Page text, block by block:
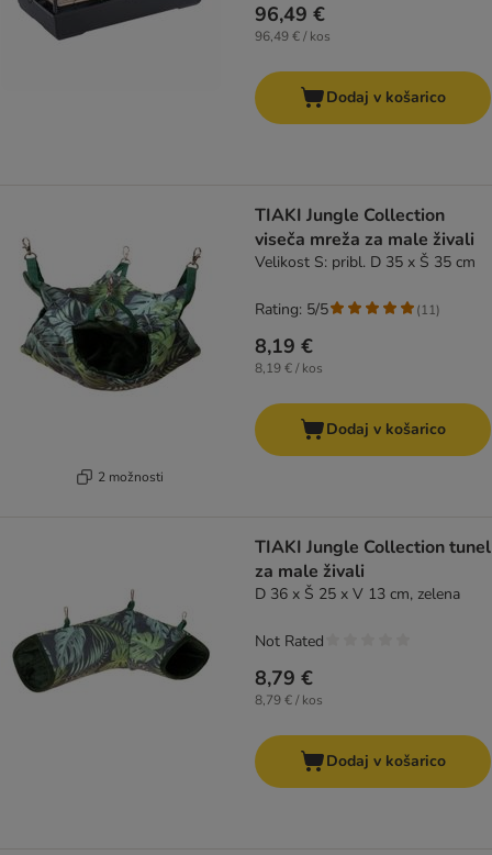
96,49 €
96,49 € / kos
Dodaj v košarico
2 možnosti
TIAKI Jungle Collection
viseča mreža za male živali
Velikost S: pribl. D 35 x Š 35 cm
8,19 €
8,19 € / kos
Rating: 5/5 (11)
Dodaj v košarico
TIAKI Jungle Collection tunel
za male živali
D 36 x Š 25 x V 13 cm, zelena
8,79 €
8,79 € / kos
Not Rated
Dodaj v košarico